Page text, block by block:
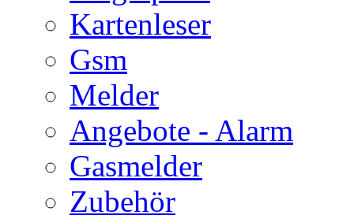
Kartenleser
Gsm
Melder
Angebote - Alarm
Gasmelder
Zubehör